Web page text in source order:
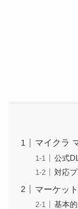
マイクラ
公式
対応
マーケッ
基本